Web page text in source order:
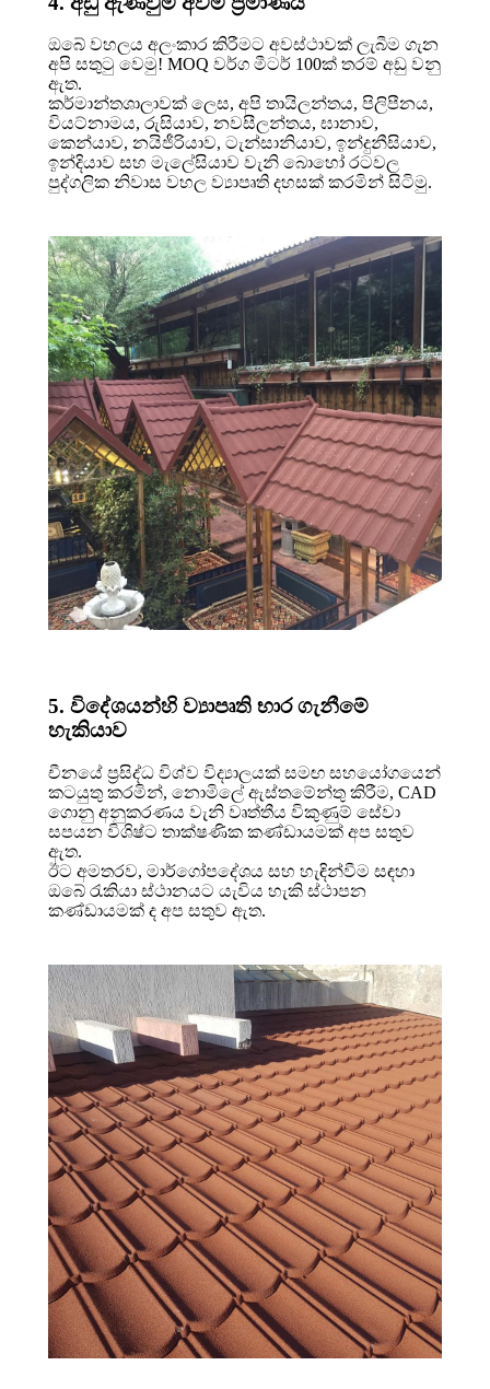
ඔබේ වහලය අලංකාර කිරීමට අවස්ථාවක් ලැබීම ගැන
අපි සතුටු වෙමු! MOQ වර්ග මීටර් 100ක් තරම් අඩු වනු
ඇත.
කර්මාන්තශාලාවක් ලෙස, අපි තායිලන්තය, පිලිපීනය,
වියට්නාමය, රුසියාව, නවසීලන්තය, ඝානාව,
කෙන්යාව, නයිජීරියාව, ටැන්සානියාව, ඉන්දුනීසියාව,
ඉන්දියාව සහ මැලේසියාව වැනි බොහෝ රටවල
පුද්ගලික නිවාස වහල ව්‍යාපෘති දහසක් කරමින් සිටිමු.
5. විදේශයන්හි ව්‍යාපෘති භාර ගැනීමේ
හැකියාව
චීනයේ ප්‍රසිද්ධ විශ්ව විද්‍යාලයක් සමඟ සහයෝගයෙන්
කටයුතු කරමින්, නොමිලේ ඇස්තමේන්තු කිරීම, CAD
ගොනු අනුකරණය වැනි වෘත්තීය විකුණුම් සේවා
සපයන විශිෂ්ට තාක්ෂණික කණ්ඩායමක් අප සතුව
ඇත.
ඊට අමතරව, මාර්ගෝපදේශය සහ හැඳින්වීම සඳහා
ඔබේ රැකියා ස්ථානයට යැවිය හැකි ස්ථාපන
කණ්ඩායමක් ද අප සතුව ඇත.